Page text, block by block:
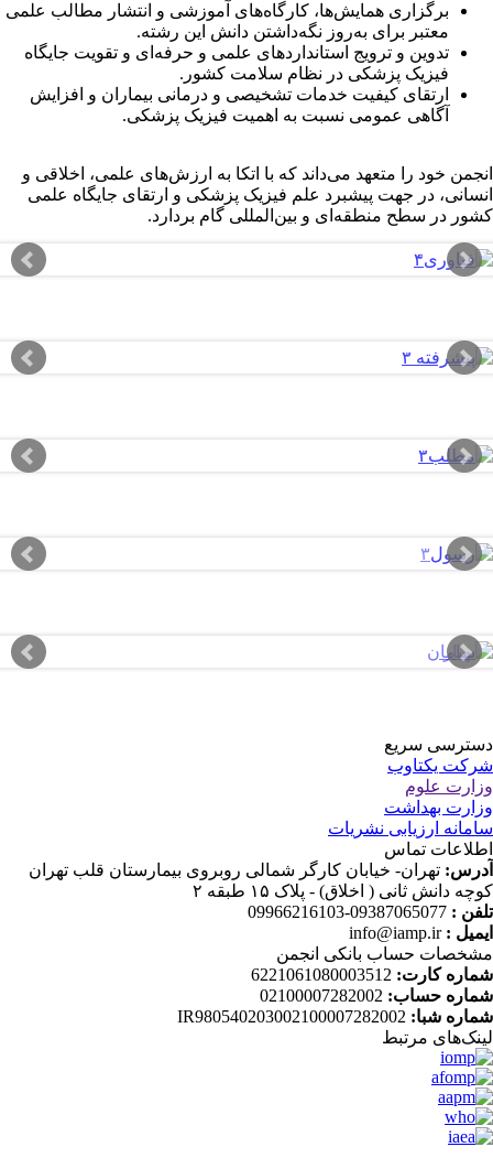
برگزاری همایش‌ها، کارگاه‌های آموزشی و انتشار مطالب علمی
معتبر برای به‌روز نگه‌داشتن دانش این رشته.
تدوین و ترویج استانداردهای علمی و حرفه‌ای و تقویت جایگاه
فیزیک پزشکی در نظام سلامت کشور.
ارتقای کیفیت خدمات تشخیصی و درمانی بیماران و افزایش
آگاهی عمومی نسبت به اهمیت فیزیک پزشکی.
خود را متعهد می‌داند که با اتکا به ارزش‌های علمی، اخلاقی و
در جهت پیشبرد علم فیزیک پزشکی و ارتقای جایگاه علمی
در سطح منطقه‌ای و بین‌المللی گام بردارد.
سریع
یکتاوب
علوم
بهداشت
ارزیابی نشریات
تماس
تهران- خیابان کارگر شمالی روبروی بیمارستان قلب تهران
دانش ثانی ( اخلاق) - پلاک ۱۵ طبقه ۲
:
09387065077-09966216103
:
info@iamp.ir
حساب بانکی انجمن
کارت: 6221061080003512
حساب: 02100007282002
شبا: IR980540203002100007282002
مرتبط